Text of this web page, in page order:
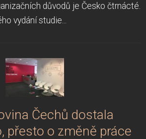
důvodů je Česko čtrnácté.
vydání studie...
Čechů dostala
přesto o změně práce